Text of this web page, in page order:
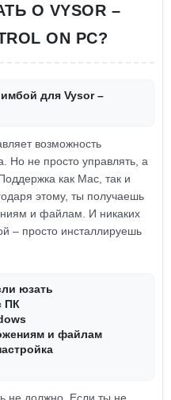
О VYSOR –
ON PC?
для Vysor –
возможность
Но не просто управлять, а
как Mac, так и
этому, ты получаешь
и файлам. И никаких
– просто инсталлируешь
юзать
ПК
и файлам